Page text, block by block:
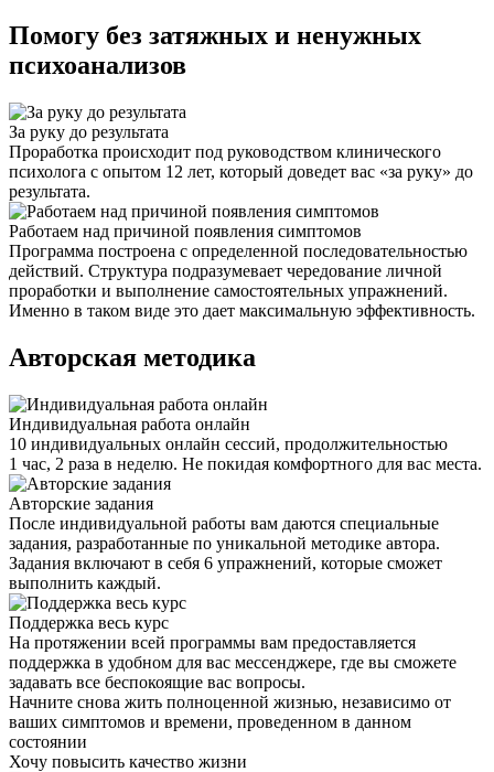
Помогу без затяжных и ненужных
психоанализов
За руку до результата
Проработка происходит под руководством клинического
психолога с опытом 12 лет, который доведет вас «за руку» до
результата.
Работаем над причиной появления симптомов
Программа построена с определенной последовательностью
действий. Структура подразумевает чередование личной
проработки и выполнение самостоятельных упражнений.
Именно в таком виде это дает максимальную эффективность.
Авторская методика
Индивидуальная работа онлайн
10 индивидуальных онлайн сессий, продолжительностью
1 час, 2 раза в неделю. Не покидая комфортного для вас места.
Авторские задания
После индивидуальной работы вам даются специальные
задания, разработанные по уникальной методике автора.
Задания включают в себя 6 упражнений, которые сможет
выполнить каждый.
Поддержка весь курс
На протяжении всей программы вам предоставляется
поддержка в удобном для вас мессенджере, где вы сможете
задавать все беспокоящие вас вопросы.
Начните снова жить полноценной жизнью, независимо от
ваших симптомов и времени, проведенном в данном
состоянии
Хочу повысить качество жизни